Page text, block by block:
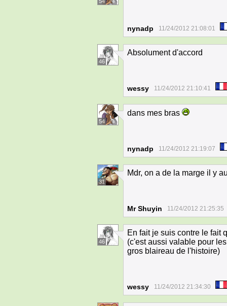
nynadp 11/24/2012 21:08:01
46
Absolument d'accord
wessy 11/24/2012 21:10:41
54
dans mes bras
nynadp 11/24/2012 21:19:07
31
Mdr, on a de la marge il y
Mr Shuyin 11/24/2012 21:25:35
46
En fait je suis contre le fait
(c'est aussi valable pour
gros blaireau de l'histoire)
wessy 11/24/2012 21:34:30